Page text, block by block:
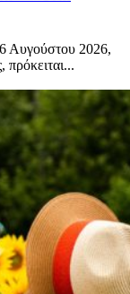
Αυγούστου 2026,
πρόκειται...